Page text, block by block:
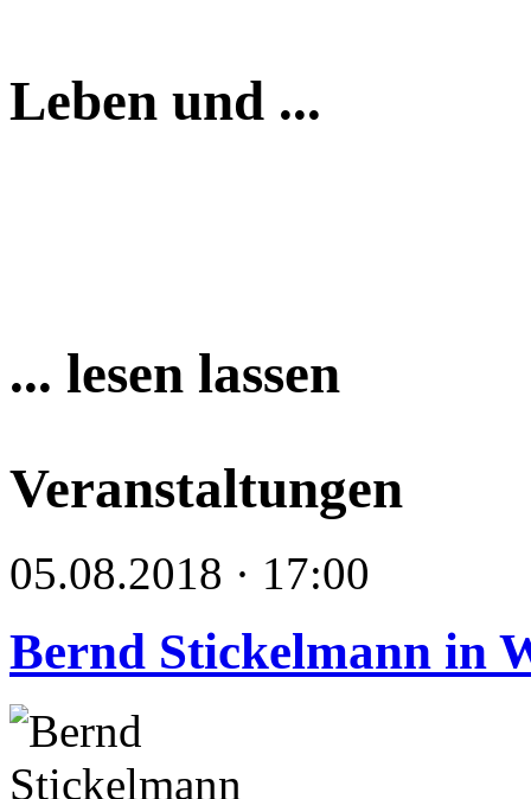
Leben und ...
... lesen lassen
Veranstaltungen
05.08.2018 · 17:00
Bernd Stickelmann in